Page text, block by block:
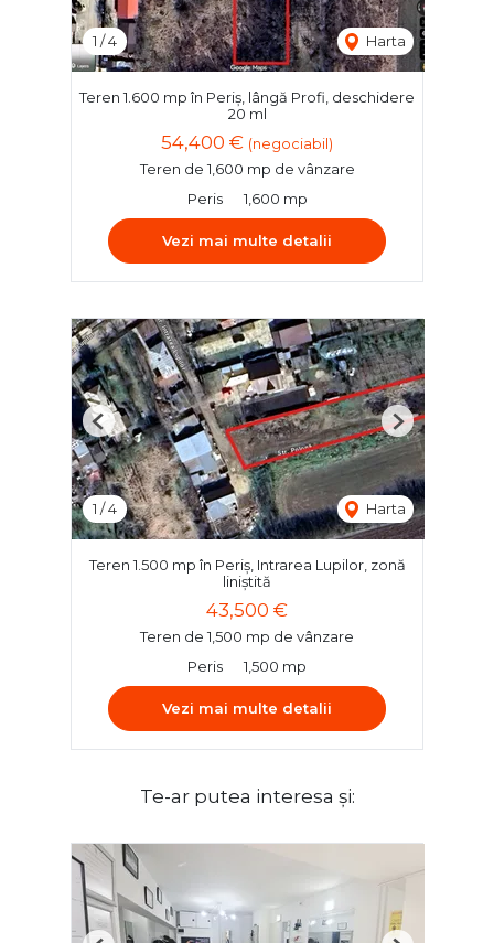
1 /4 Harta
Teren 1.600 mp în Periș, lângă Profi, deschidere
20 ml
54,400 € (negociabil)
Teren de 1,600 mp de vânzare
Peris
1,600 mp
Vezi mai multe detalii
1 /4 Harta
Previous Next
Teren 1.500 mp în Periș, Intrarea Lupilor, zonă
liniștită
43,500 €
Teren de 1,500 mp de vânzare
Peris
1,500 mp
Vezi mai multe detalii
Te-ar putea interesa și: